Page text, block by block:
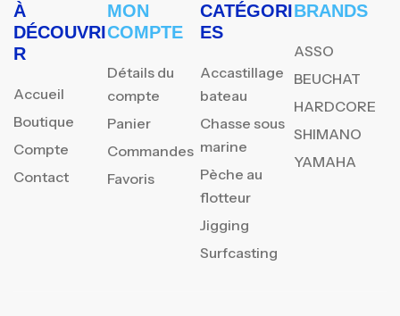
À
DÉCOUVRI
R
Accueil
Boutique
Compte
Contact
MON
COMPTE
Détails du
compte
Panier
Commandes
Favoris
CATÉGORI
ES
Accastillage
bateau
Chasse sous
marine
Pèche au
flotteur
Jigging
Surfcasting
BRANDS
ASSO
BEUCHAT
HARDCORE
SHIMANO
YAMAHA